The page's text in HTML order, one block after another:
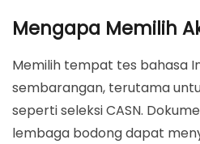
Mengapa Memilih
Memilih tempat tes bahasa
sembarangan, terutama
seperti seleksi CASN.
lembaga bodong dapat